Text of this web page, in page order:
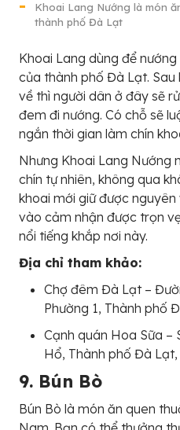
Khoai Lang Nướng là món
thành phố Đà Lạt
Khoai Lang dùng để
của thành phố Đà Lạt.
về thì người dân ở đây sẽ
đem đi nướng. Có chỗ sẽ
ngắn thời gian làm chín
Nhưng Khoai Lang Nướng
chín tự nhiên, không qua
khoai mới giữ được
vào cảm nhận được trọn
nổi tiếng khắp nơi này.
Địa chỉ tham khảo:
Chợ đêm Đà Lạt –
Phường 1, Thành phố
Cạnh quán Hoa Sữa –
Hổ, Thành phố Đà
9. Bún Bò
Bún Bò là món ăn quen